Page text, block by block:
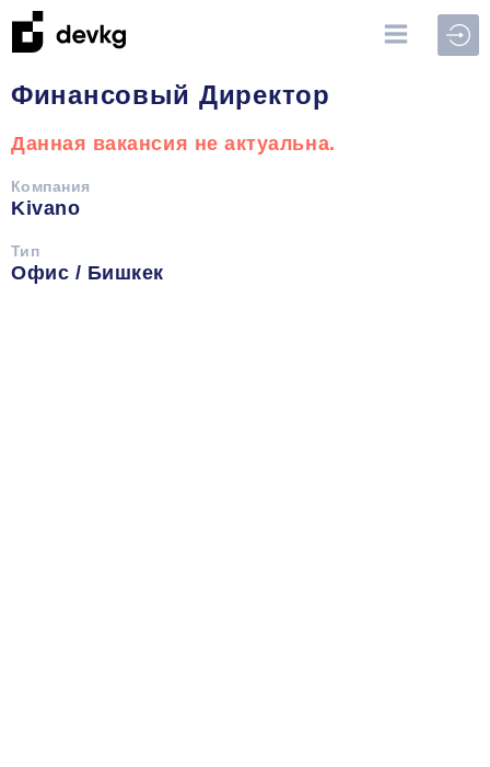
Финансовый Директор
Данная вакансия не актуальна.
Компания
Kivano
Тип
Офис / Бишкек